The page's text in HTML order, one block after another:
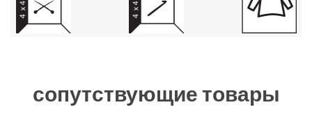
сопутствующие товары